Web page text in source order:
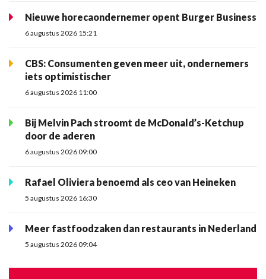
Nieuwe horecaondernemer opent Burger Business
6 augustus 2026 15:21
CBS: Consumenten geven meer uit, ondernemers
iets optimistischer
6 augustus 2026 11:00
Bij Melvin Pach stroomt de McDonald’s-Ketchup
door de aderen
6 augustus 2026 09:00
Rafael Oliviera benoemd als ceo van Heineken
5 augustus 2026 16:30
Meer fastfoodzaken dan restaurants in Nederland
5 augustus 2026 09:04